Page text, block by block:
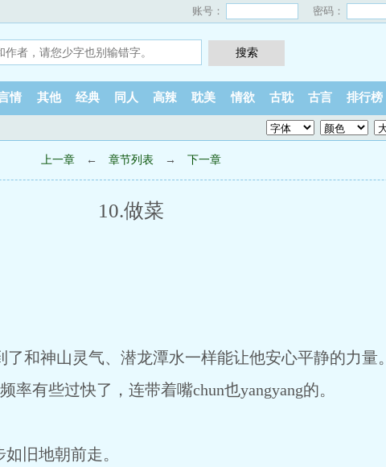
账号： 密码：
情 其他 经典 同人 高辣 耽美 情欲 古耽 古言 排行榜
上一章 ← 章节列表 → 下一章
10.做菜
神山灵气、潜龙潭水一样能让他安心平静的力量。
有些过快了，连带着嘴chun也yangyang的。
旧地朝前走。